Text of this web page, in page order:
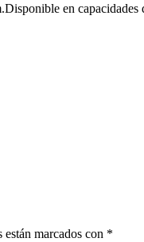
en
marcados con *